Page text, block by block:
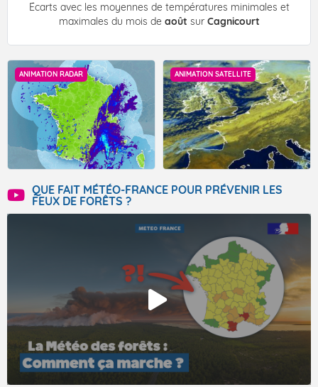
Écarts avec les moyennes de températures minimales et
maximales du mois de août sur Cagnicourt
ANIMATION RADAR ANIMATION SATELLITE
QUE FAIT MÉTÉO-FRANCE POUR PRÉVENIR LES
FEUX DE FORÊTS ?